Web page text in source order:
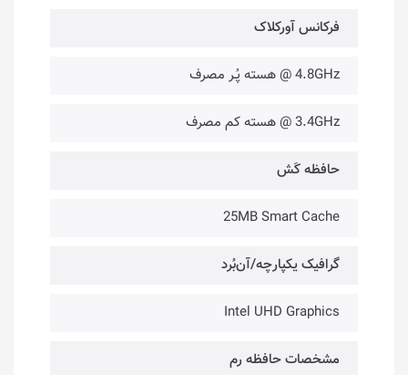
فرکانس آورکلاک
4.8GHz @ هسته پُـر مصرف
3.4GHz @ هسته کم مصرف
حافظه کَش
25MB Smart Cache
گرافیک یکپارچه/آن‌بُرد
Intel UHD Graphics
مشخصات حافظه رم